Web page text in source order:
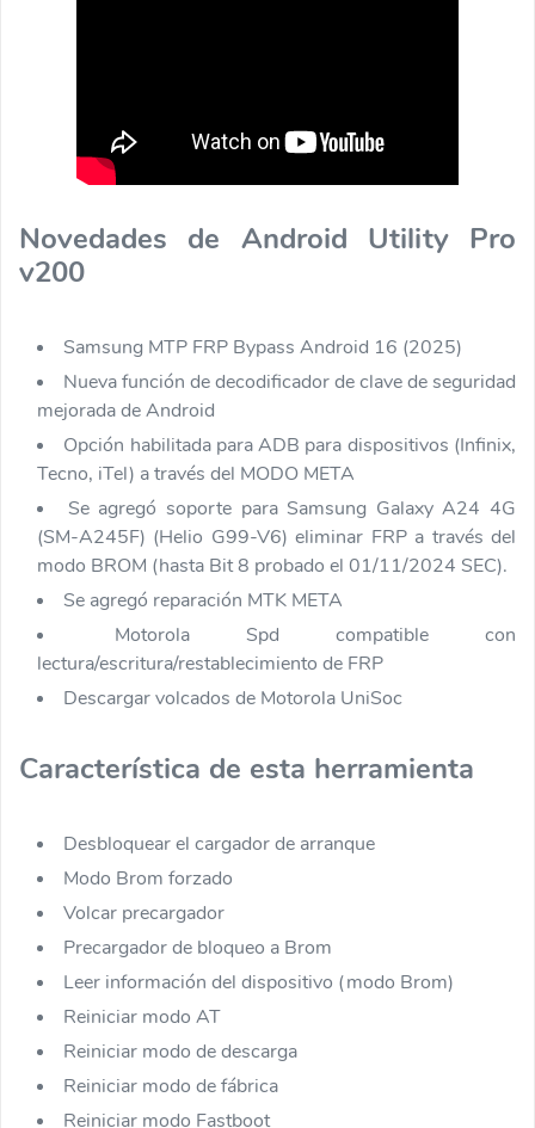
Novedades de Android Utility Pro
v200
Samsung MTP FRP Bypass Android 16 (2025)
Nueva función de decodificador de clave de seguridad
mejorada de Android
Opción habilitada para ADB para dispositivos (Infinix,
Tecno, iTel) a través del MODO META
Se agregó soporte para Samsung Galaxy A24 4G
(SM-A245F) (Helio G99-V6) eliminar FRP a través del
modo BROM (hasta Bit 8 probado el 01/11/2024 SEC).
Se agregó reparación MTK META
Motorola Spd compatible con
lectura/escritura/restablecimiento de FRP
Descargar volcados de Motorola UniSoc
Característica de esta herramienta
Desbloquear el cargador de arranque
Modo Brom forzado
Volcar precargador
Precargador de bloqueo a Brom
Leer información del dispositivo (modo Brom)
Reiniciar modo AT
Reiniciar modo de descarga
Reiniciar modo de fábrica
Reiniciar modo Fastboot